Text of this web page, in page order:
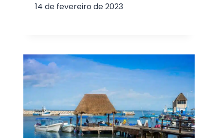
14 de fevereiro de 2023